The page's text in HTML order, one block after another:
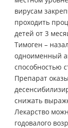
вирусам
проходить
детей от 3
Тимоген –
одноименный
способностью
Препарат
снижать
Лекарство
годовалого